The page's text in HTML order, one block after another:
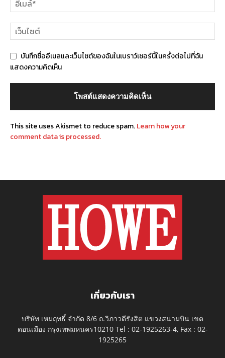
บันทึกชื่ออีเมลและเว็บไซต์ของฉันในเบราว์เซอร์นี้ในครั้งต่อไปที่ฉัน
แสดงความคิดเห็น
This site uses Akismet to reduce spam.Learn how your
comment data is processed.
เกี่ยวกับเรา
บริษัท เหมฤทธิ์ จำกัด 8/6 ถ.วิภาวดีรังสิต แขวงสนามบิน เขต
ดอนเมือง กรุงเทพมหนคร10210 Tel : 02-1925263-4, Fax : 02-
1925265